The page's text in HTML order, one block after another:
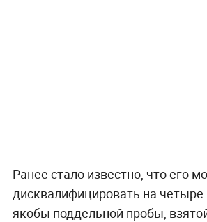
Ранее стало известно, что его
дисквалифицировать на четыре
якобы поддельной пробы,